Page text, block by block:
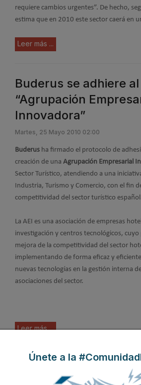
requiere cambios urgentes”. De hecho,
estima que en 2010 este sector caerá en
Leer más ...
Buderus se adhiere
“Agrupación
Innovadora”
Martes, 25 Mayo 2010 02:00
Buderus ha firmado el protocolo de
creación de una Agrupación Empresarial
Sector Turístico, atendiendo a una
Industria, Turismo y Comercio, con el fin
competitividad del sector turístico
La AEI es una asociación de empresas
investigación y centros tecnológicos,
mejora de la competitividad del sector
implementando de forma eficaz y
nuevas tecnologías en la gestión interna
asociaciones del sector.
Leer más ...
Metro Bilbao implanta
Únete a la